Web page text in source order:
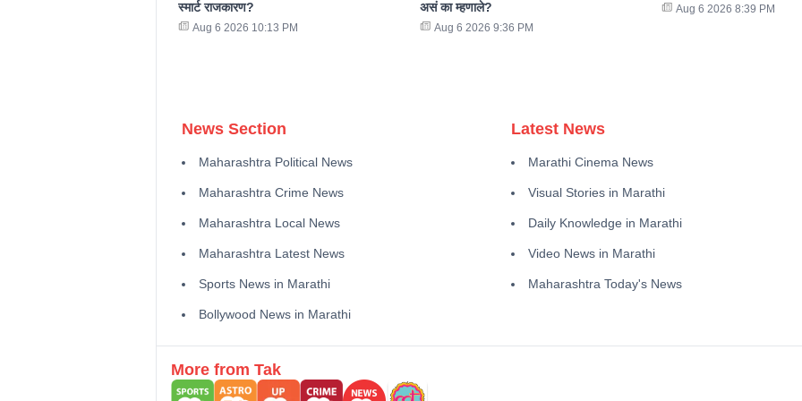
स्मार्ट राजकारण?
Aug 6 2026 10:13 PM
असं का म्हणाले?
Aug 6 2026 9:36 PM
Aug 6 2026 8:39 PM
News Section
Maharashtra Political News
Maharashtra Crime News
Maharashtra Local News
Maharashtra Latest News
Sports News in Marathi
Bollywood News in Marathi
Latest News
Marathi Cinema News
Visual Stories in Marathi
Daily Knowledge in Marathi
Video News in Marathi
Maharashtra Today's News
More from Tak